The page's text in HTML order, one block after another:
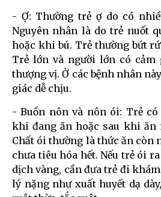
- Ợ: Thường trẻ ợ do có
Nguyên nhân là do trẻ nuốt
hoặc khi bú. Trẻ thường bứt
Trẻ lớn và người lớn có
thượng vị. Ở các bệnh nhân
giác dễ chịu.
- Buồn nôn và nôn ói: Trẻ
khi đang ăn hoặc sau khi ăn
Chất ói thường là thức ăn còn
chưa tiêu hóa hết. Nếu trẻ ói
dịch vàng, cần đưa trẻ đi
lý nặng như xuất huyết dạ